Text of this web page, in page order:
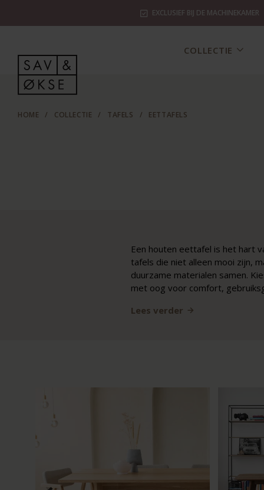
EXCLUSIEF BIJ DE MACHINEKAMER
COLLECTIE
HOME / COLLECTIE / TAFELS / EETTAFELS
Een houten eettafel is het hart
tafels die niet alleen mooi zijn,
duurzame materialen samen.
met oog voor comfort,
Lees verder